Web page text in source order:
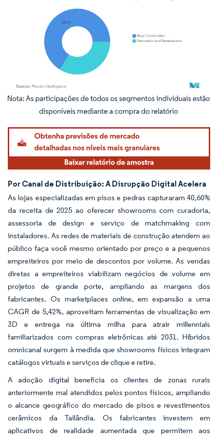
Imagem © Mordor Intelligence. O reuso requer atribuição conforme CC BY 4.0.
Por Canal de Distribuição: A Disrupção Digital Acelera
As lojas especializadas em pisos e pedras capturaram 40,60%
da receita de 2025 ao oferecer showrooms com curadoria,
assessoria de design e serviço de matchmaking com
instaladores. As redes de materiais de construção atendem ao
público faça você mesmo orientado por preço e a pequenos
empreiteiros por meio de descontos por volume. As vendas
diretas a empreiteiros viabilizam negócios de volume em
projetos de grande porte, ampliando as margens dos
fabricantes. Os marketplaces online, em expansão a uma
CAGR de 5,42%, aproveitam ferramentas de visualização em
3D e entrega na última milha para atrair millennials
familiarizados com compras eletrônicas até 2031. Híbridos
omnicanal surgem à medida que showrooms físicos integram
catálogos virtuais e serviços de clique e retire.
A adoção digital beneficia os clientes de zonas rurais
anteriormente mal atendidos pelos pontos físicos, ampliando
o alcance geográfico do mercado de pisos e revestimentos
cerâmicos da Tailândia. Os fabricantes investem em
aplicativos de realidade aumentada que permitem aos